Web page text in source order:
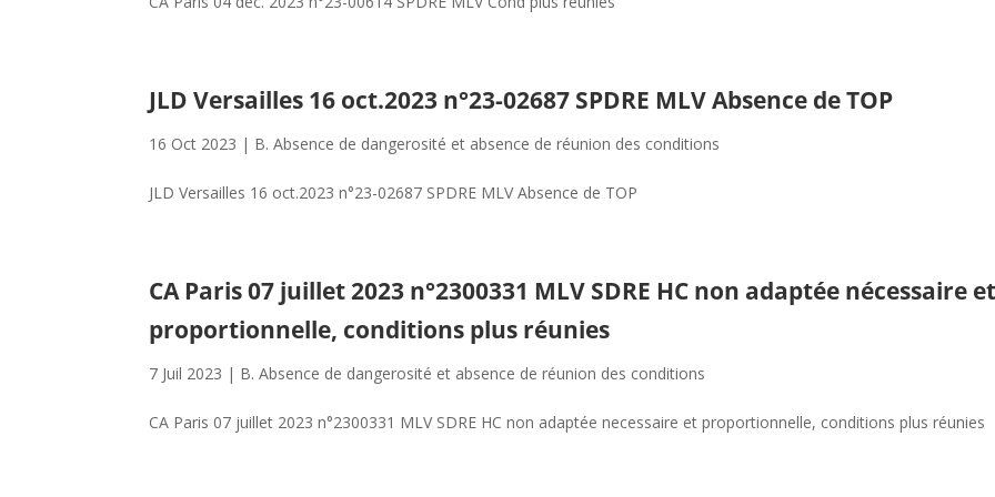
JLD Versailles 16 oct.2023 n°23-02687 SPDRE MLV Absence de TOP
16 Oct 2023 | B. Absence de dangerosité et absence de réunion des conditions
JLD Versailles 16 oct.2023 n°23-02687 SPDRE MLV Absence de TOP
CA Paris 07 juillet 2023 n°2300331 MLV SDRE HC non adaptée nécessaire
proportionnelle, conditions plus réunies
7 Juil 2023 | B. Absence de dangerosité et absence de réunion des conditions
CA Paris 07 juillet 2023 n°2300331 MLV SDRE HC non adaptée necessaire et proportionnelle, conditions plus réunies